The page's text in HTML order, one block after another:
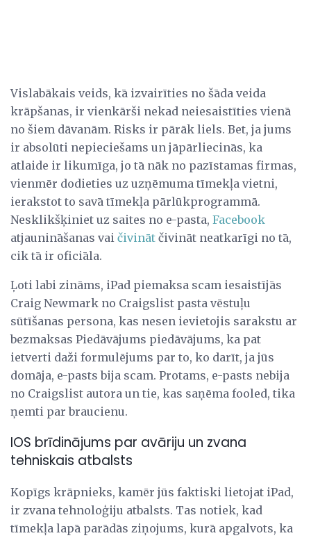
Vislabākais veids, kā izvairīties no šāda veida
krāpšanas, ir vienkārši nekad neiesaistīties vienā
no šiem dāvanām. Risks ir pārāk liels. Bet, ja jums
ir absolūti nepieciešams un jāpārliecinās, ka
atlaide ir likumīga, jo tā nāk no pazīstamas firmas,
vienmēr dodieties uz uzņēmuma tīmekļa vietni,
ierakstot to savā tīmekļa pārlūkprogrammā.
Nesklikšķiniet uz saites no e-pasta, Facebook
atjaunināšanas vai čivināt čivināt neatkarīgi no tā,
cik tā ir oficiāla.
Ļoti labi zināms, iPad piemaksa scam iesaistījās
Craig Newmark no Craigslist pasta vēstuļu
sūtīšanas persona, kas nesen ievietojis sarakstu ar
bezmaksas Piedāvājums piedāvājums, ka pat
ietverti daži formulējums par to, ko darīt, ja jūs
domāja, e-pasts bija scam. Protams, e-pasts nebija
no Craigslist autora un tie, kas saņēma fooled, tika
ņemti par braucienu.
IOS brīdinājums par avāriju un zvana
tehniskais atbalsts
Kopīgs krāpnieks, kamēr jūs faktiski lietojat iPad,
ir zvana tehnoloģiju atbalsts. Tas notiek, kad
tīmekļa lapā parādās ziņojums, kurā apgalvots, ka